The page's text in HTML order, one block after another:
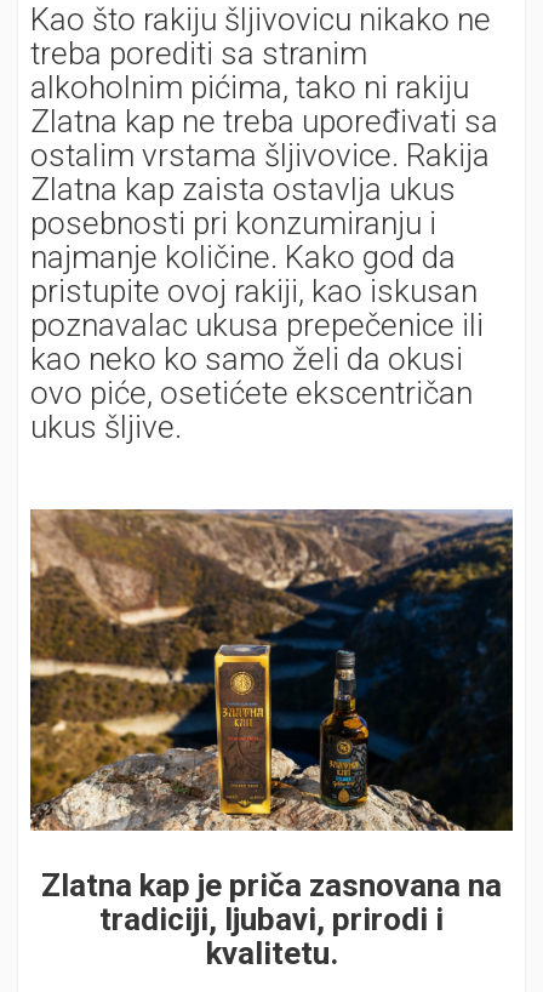
Kao što rakiju šljivovicu nikako ne
treba porediti sa stranim
alkoholnim pićima, tako ni rakiju
Zlatna kap ne treba upoređivati sa
ostalim vrstama šljivovice. Rakija
Zlatna kap zaista ostavlja ukus
posebnosti pri konzumiranju i
najmanje količine. Kako god da
pristupite ovoj rakiji, kao iskusan
poznavalac ukusa prepečenice ili
kao neko ko samo želi da okusi
ovo piće, osetićete ekscentričan
ukus šljive.
Zlatna kap je priča zasnovana na
tradiciji, ljubavi, prirodi i
kvalitetu.